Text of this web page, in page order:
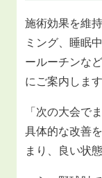
施術効果を維
ミング、睡眠
ールーチンな
にご案内します
「次の大会で
具体的な改善
まり、良い状